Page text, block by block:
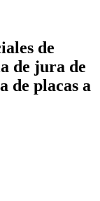
de
de jura de
de placas a